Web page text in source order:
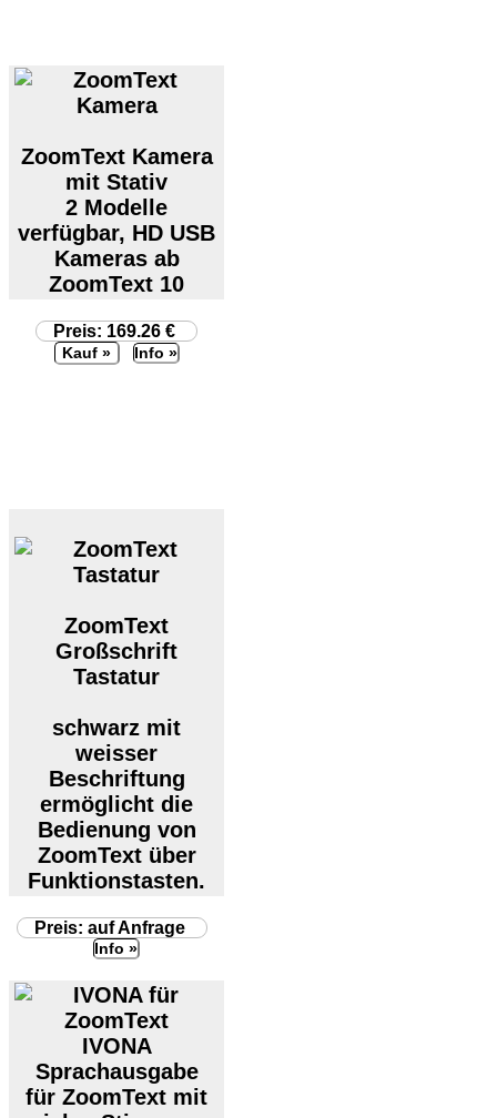
ZoomText Kamera
mit Stativ
2 Modelle
verfügbar, HD USB
Kameras ab
ZoomText 10
Preis: 169.26 €
Info »
ZoomText
Großschrift
Tastatur
schwarz mit
weisser
Beschriftung
ermöglicht die
Bedienung von
ZoomText über
Funktionstasten.
Preis: auf Anfrage
Info »
IVONA
Sprachausgabe
für ZoomText mit